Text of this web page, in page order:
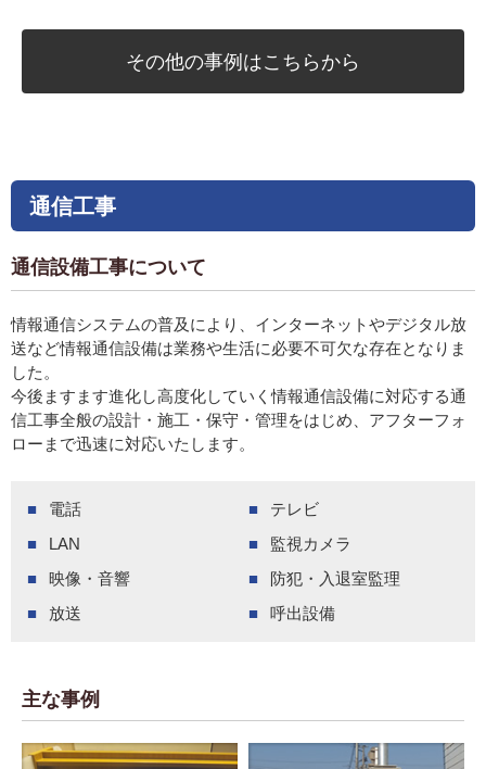
その他の事例はこちらから
通信工事
通信設備工事について
情報通信システムの普及により、インターネットやデジタル放
送など情報通信設備は業務や生活に必要不可欠な存在となりま
した。
今後ますます進化し高度化していく情報通信設備に対応する通
信工事全般の設計・施工・保守・管理をはじめ、アフターフォ
ローまで迅速に対応いたします。
電話
LAN
映像・音響
放送
テレビ
監視カメラ
防犯・入退室監理
呼出設備
主な事例